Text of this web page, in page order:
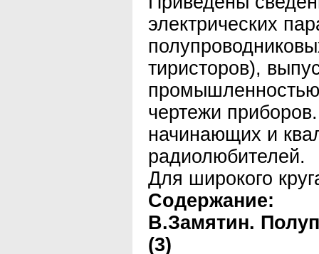
электрических
тиристоров),
чертежи
начинающих и
радиолюбителей.
Для широкого
Содержание:
В.Замятин.
(3)